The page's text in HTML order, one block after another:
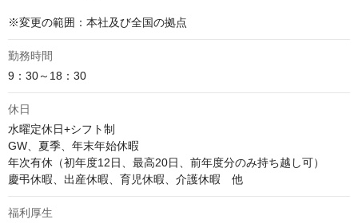
※変更の範囲：本社及び全国の拠点
勤務時間
9：30～18：30
休日
水曜定休日+シフト制
GW、夏季、年末年始休暇
年次有休（初年度12日、最高20日、前年度分のみ持ち越し可）
慶弔休暇、出産休暇、育児休暇、介護休暇　他
福利厚生